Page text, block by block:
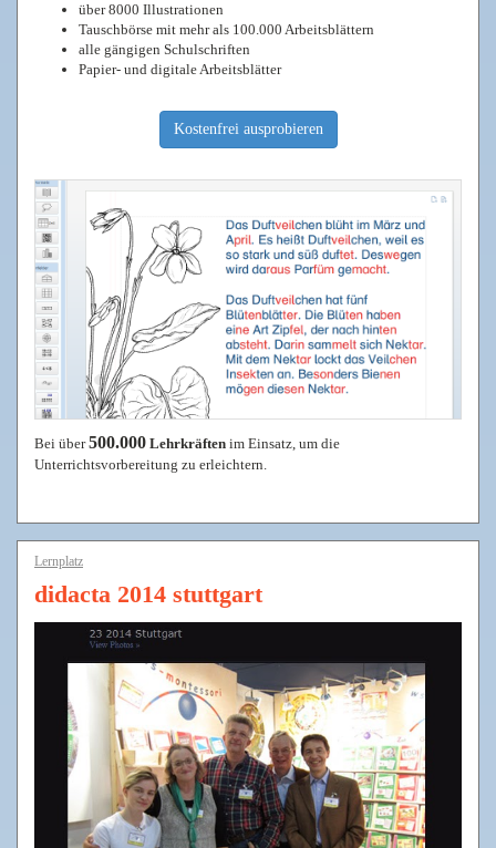
über 8000 Illustrationen
Tauschbörse mit mehr als 100.000 Arbeitsblättern
alle gängigen Schulschriften
Papier- und digitale Arbeitsblätter
Kostenfrei ausprobieren
Bei über500.000 Lehrkräften im Einsatz, um die
Unterrichtsvorbereitung zu erleichtern.
Lernplatz
didacta 2014 stuttgart